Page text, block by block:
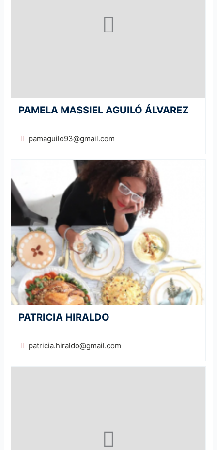
PAMELA MASSIEL AGUILÓ ÁLVAREZ
pamaguilo93@gmail.com
PATRICIA HIRALDO
patricia.hiraldo@gmail.com